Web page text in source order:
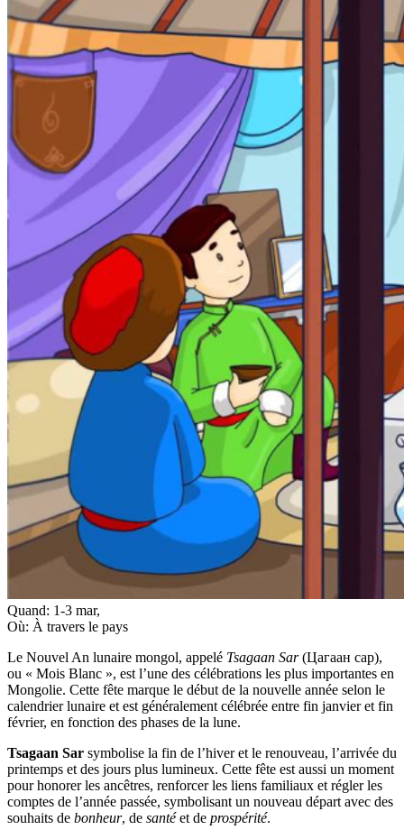
Quand: 1-3 mar,
Où: À travers le pays
Le Nouvel An lunaire mongol, appelé Tsagaan Sar(Цагаан сар),
ou « Mois Blanc », est l’une des célébrations les plus importantes en
Mongolie. Cette fête marque le début de la nouvelle année selon le
calendrier lunaire et est généralement célébrée entre fin janvier et fin
février, en fonction des phases de la lune.
Tsagaan Sar symbolise la fin de l’hiver et le renouveau, l’arrivée du
printemps et des jours plus lumineux. Cette fête est aussi un moment
pour honorer les ancêtres, renforcer les liens familiaux et régler les
comptes de l’année passée, symbolisant un nouveau départ avec des
souhaits de bonheur, de santéet de prospérité.